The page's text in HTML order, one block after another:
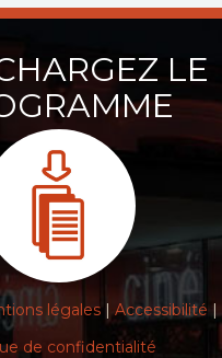
LE
légales|Accessibilité |
de confidentialité